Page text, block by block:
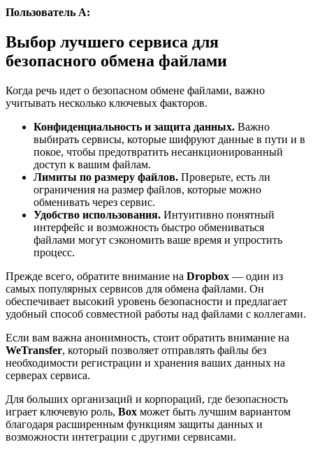
Пользователь А:
Выбор лучшего сервиса для
безопасного обмена файлами
Когда речь идет о безопасном обмене файлами, важно
учитывать несколько ключевых факторов.
Конфиденциальность и защита данных. Важно
выбирать сервисы, которые шифруют данные в пути и в
покое, чтобы предотвратить несанкционированный
доступ к вашим файлам.
Лимиты по размеру файлов. Проверьте, есть ли
ограничения на размер файлов, которые можно
обменивать через сервис.
Удобство использования. Интуитивно понятный
интерфейс и возможность быстро обмениваться
файлами могут сэкономить ваше время и упростить
процесс.
Прежде всего, обратите внимание на Dropbox — один из
самых популярных сервисов для обмена файлами. Он
обеспечивает высокий уровень безопасности и предлагает
удобный способ совместной работы над файлами с коллегами.
Если вам важна анонимность, стоит обратить внимание на
WeTransfer, который позволяет отправлять файлы без
необходимости регистрации и хранения ваших данных на
серверах сервиса.
Для больших организаций и корпораций, где безопасность
играет ключевую роль, Box может быть лучшим вариантом
благодаря расширенным функциям защиты данных и
возможности интеграции с другими сервисами.